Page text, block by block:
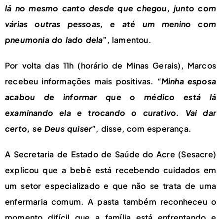
lá no mesmo canto desde que chegou, junto com
várias outras pessoas, e até um menino com
pneumonia do lado dela”, lamentou.
Por volta das 11h (horário de Minas Gerais), Marcos
recebeu informações mais positivas. “Minha esposa
acabou de informar que o médico está lá
examinando ela e trocando o curativo. Vai dar
certo, se Deus quiser”, disse, com esperança.
A Secretaria de Estado de Saúde do Acre (Sesacre)
explicou que a bebê está recebendo cuidados em
um setor especializado e que não se trata de uma
enfermaria comum. A pasta também reconheceu o